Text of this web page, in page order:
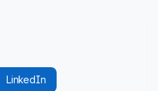
LinkedIn